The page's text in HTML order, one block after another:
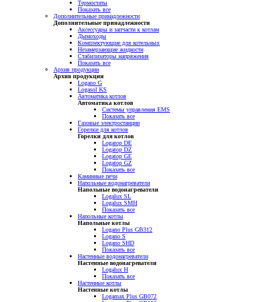
Термостаты
Показать все
Дополнительные принадлежности
Дополнительные принадлежности
Аксессуары и запчасти к котлам
Дымоходы
Комплектующие для котельных
Незамерзающие жидкости
Стабилизаторы напряжения
Показать все
Архив продукции
Архив продукции
Logano G
Logasol KS
Автоматика котлов
Автоматика котлов
Системы управления EMS
Показать все
Газовые электростанции
Горелки для котлов
Горелки для котлов
Logatop DE
Logatop DZ
Logatop GE
Logatop GZ
Показать все
Каминные печи
Напольные водонагреватели
Напольные водонагреватели
Logalux SL
Logalux SMH
Показать все
Напольные котлы
Напольные котлы
Logano Plus GB312
Logano S
Logano SHD
Показать все
Настенные водонагреватели
Настенные водонагреватели
Logalux H
Показать все
Настенные котлы
Настенные котлы
Logamax Plus GB072